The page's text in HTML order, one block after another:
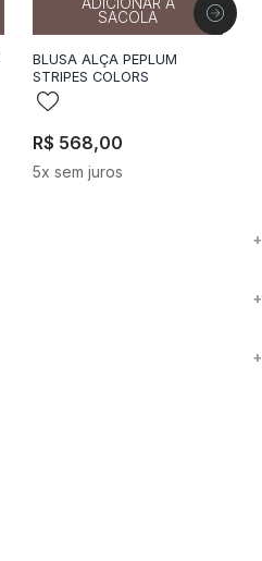
SACOLA
BLUSA ALÇA PEPLUM
STRIPES COLORS
R$ 568,00
5x sem juros
+
+
+